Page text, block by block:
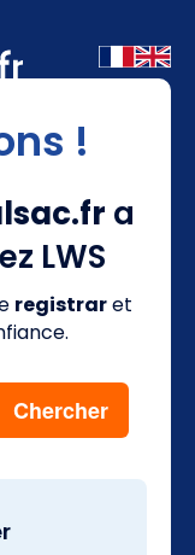
!
a
LWS
registraret